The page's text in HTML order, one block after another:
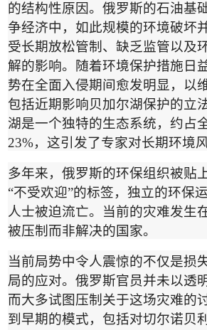
的结构性原因。俄罗斯的石油基
争经济中，如此规模的环境破坏
受长期放松管制、缺乏监管以及
解的影响。随着环境保护措施日
势在全面入侵期间愈发明显，以
包括近期影响贝加尔湖保护的立
湖是一个独特的生态系统，约占
23%，这引发了专家对长期环境
多年来，俄罗斯的环保组织被贴
“不受欢迎”的标签，独立的环保
人士被迫流亡。当前的灾难发生
被压制而非解决的国家。
当前局势中令人震惊的不仅是损
局的应对。俄罗斯官员并未以透
而大多试图压制关于这场灾难的
到早期的模式，包括对切尔诺贝